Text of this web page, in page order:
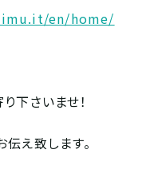
en/home/
下さいませ！
え致します。